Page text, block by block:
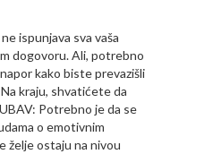
ispunjava sva vaša
dogovoru. Ali, potrebno
kako biste prevazišli
kraju, shvatićete da
Potrebno je da se
o emotivnim
želje ostaju na nivou